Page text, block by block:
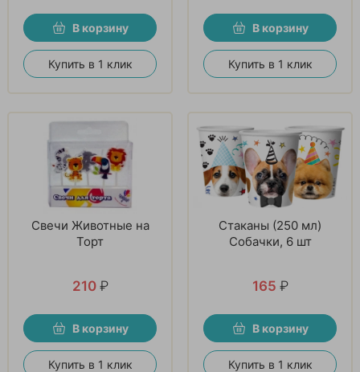
В корзину
Купить в 1 клик
В корзину
Купить в 1 клик
Свечи Животные на
Торт
210 ₽
В корзину
Купить в 1 клик
Стаканы (250 мл)
Собачки, 6 шт
165 ₽
В корзину
Купить в 1 клик